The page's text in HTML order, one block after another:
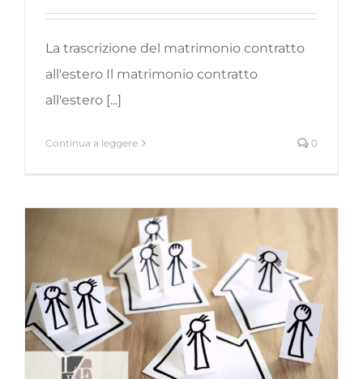
La trascrizione del matrimonio contratto
all'estero Il matrimonio contratto
all'estero [...]
Continua a leggere 0